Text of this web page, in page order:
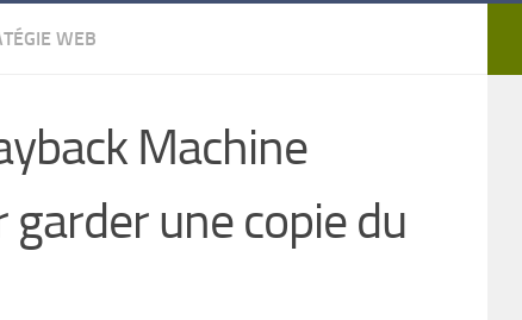
WEB
Machine
garder une copie du